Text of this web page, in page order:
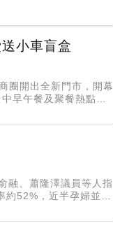
小車盲盒
圈開出全新門市，開幕
早午餐及聚餐熱點。
融、蕭隆澤議員等人指
52%，近半孕婦並未